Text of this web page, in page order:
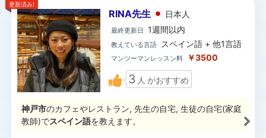
更新済み!
RINA先生 日本 人
最終更新日 1週間以内
教えている言語 スペイン語 + 他1言語
マンツーマンレッスン料 ￥3500
3 人 がおすすめ
神戸市のカフェやレストラン, 先生の自宅, 生徒の自宅(家庭
教師)でスペイン語を教えます。